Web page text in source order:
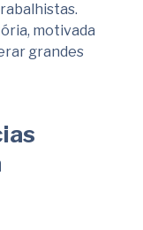
motivada
grandes